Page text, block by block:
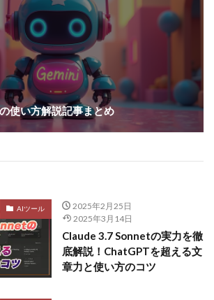
使い方解説記事まとめ
AIツール
2025年2月25日
2025年3月14日
Claude 3.7 Sonnetの実力を徹
底解説！ChatGPTを超える文
章力と使い方のコツ